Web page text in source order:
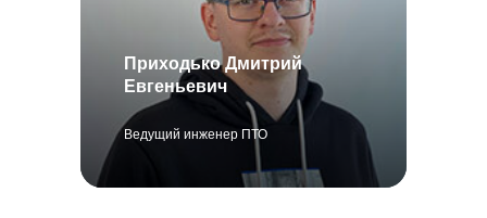
Приходько Дмитрий
Евгеньевич
Ведущий инженер ПТО